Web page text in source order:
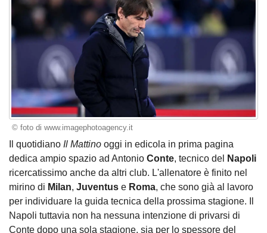
© foto di www.imagephotoagency.it
Il quotidiano Il Mattino oggi in edicola in prima pagina
dedica ampio spazio ad Antonio Conte, tecnico del
Napoli
ricercatissimo anche da altri club. L'allenatore è finito nel
mirino di Milan, Juventus e Roma, che sono già al lavoro
per individuare la guida tecnica della prossima stagione. Il
Napoli tuttavia non ha nessuna intenzione di privarsi di
Conte dopo una sola stagione, sia per lo spessore del